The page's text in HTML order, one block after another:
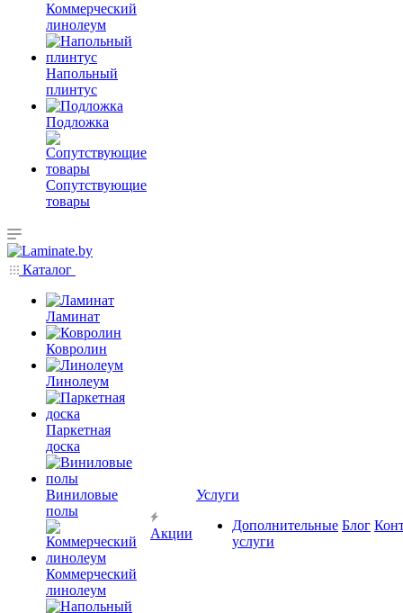
Коммерческий
линолеум
Напольный
плинтус
Подложка
Сопутствующие
товары
Каталог
Ламинат
Ковролин
Линолеум
Паркетная
доска
Виниловые
полы
Коммерческий
линолеум
Акции
Услуги
Дополнительные
услуги
Блог